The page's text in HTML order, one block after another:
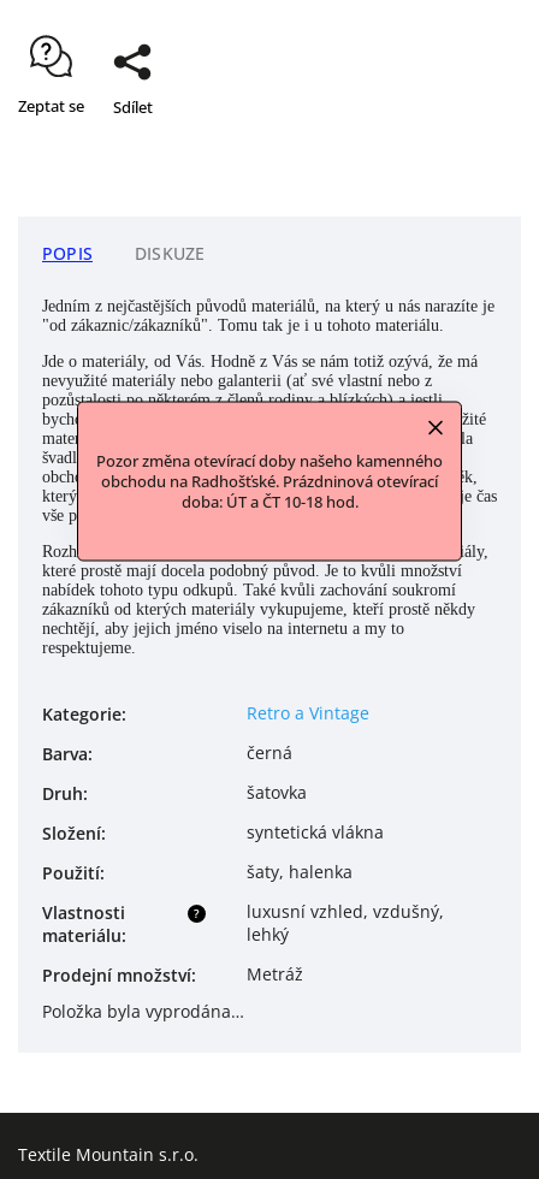
Pozor změna otevírací doby našeho kamenného
obchodu na Radhošťské. Prázdninová otevírací
doba: ÚT a ČT 10-18 hod.
Zeptat se Sdílet
POPIS DISKUZE
Jedním z nejčastějších původů materiálů, na který u nás narazíte je
"od zákaznic/zákazníků". Tomu tak je i u tohoto materiálu.
Jde o materiály, od Vás. Hodně z Vás se nám totiž ozývá, že má
nevyužité materiály nebo galanterii (ať své vlastní nebo z
pozůstalosti po některém z členů rodiny a blízkých) a jestli
bychom tyto materiály nechtěli odkoupit. Často to jsou nevyužité
materiály po babičce, která celý život šila, mamince, která byla
švadlena či krejčová nebo někdo z rodiny, kdo třeba s látkami
obchodoval a zavřel své podnikání. A nebo to byl přímo člověk,
který to třeba se svými zásobami přehnal a musel usoudit, že je čas
vše poslat dál a udělat čistku. Ano, známe to všichni:)
Rozhodli jsme se takto souhrnně popisovat a označovat materiály,
které prostě mají docela podobný původ. Je to kvůli množství
nabídek tohoto typu odkupů. Také kvůli zachování soukromí
zákazníků od kterých materiály vykupujeme, kteří prostě někdy
nechtějí, aby jejich jméno viselo na internetu a my to
respektujeme.
Kategorie:
Retro a Vintage
Barva:
černá
Druh:
šatovka
Složení:
syntetická vlákna
Použití: šaty, halenka
?
Vlastnosti
materiálu:
luxusní vzhled, vzdušný,
lehký
Prodejní množství:
Metráž
Položka byla vyprodána…
Textile Mountain s.r.o.